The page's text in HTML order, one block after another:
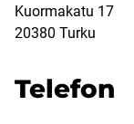
Kuormakatu 17
20380 Turku
Telefon